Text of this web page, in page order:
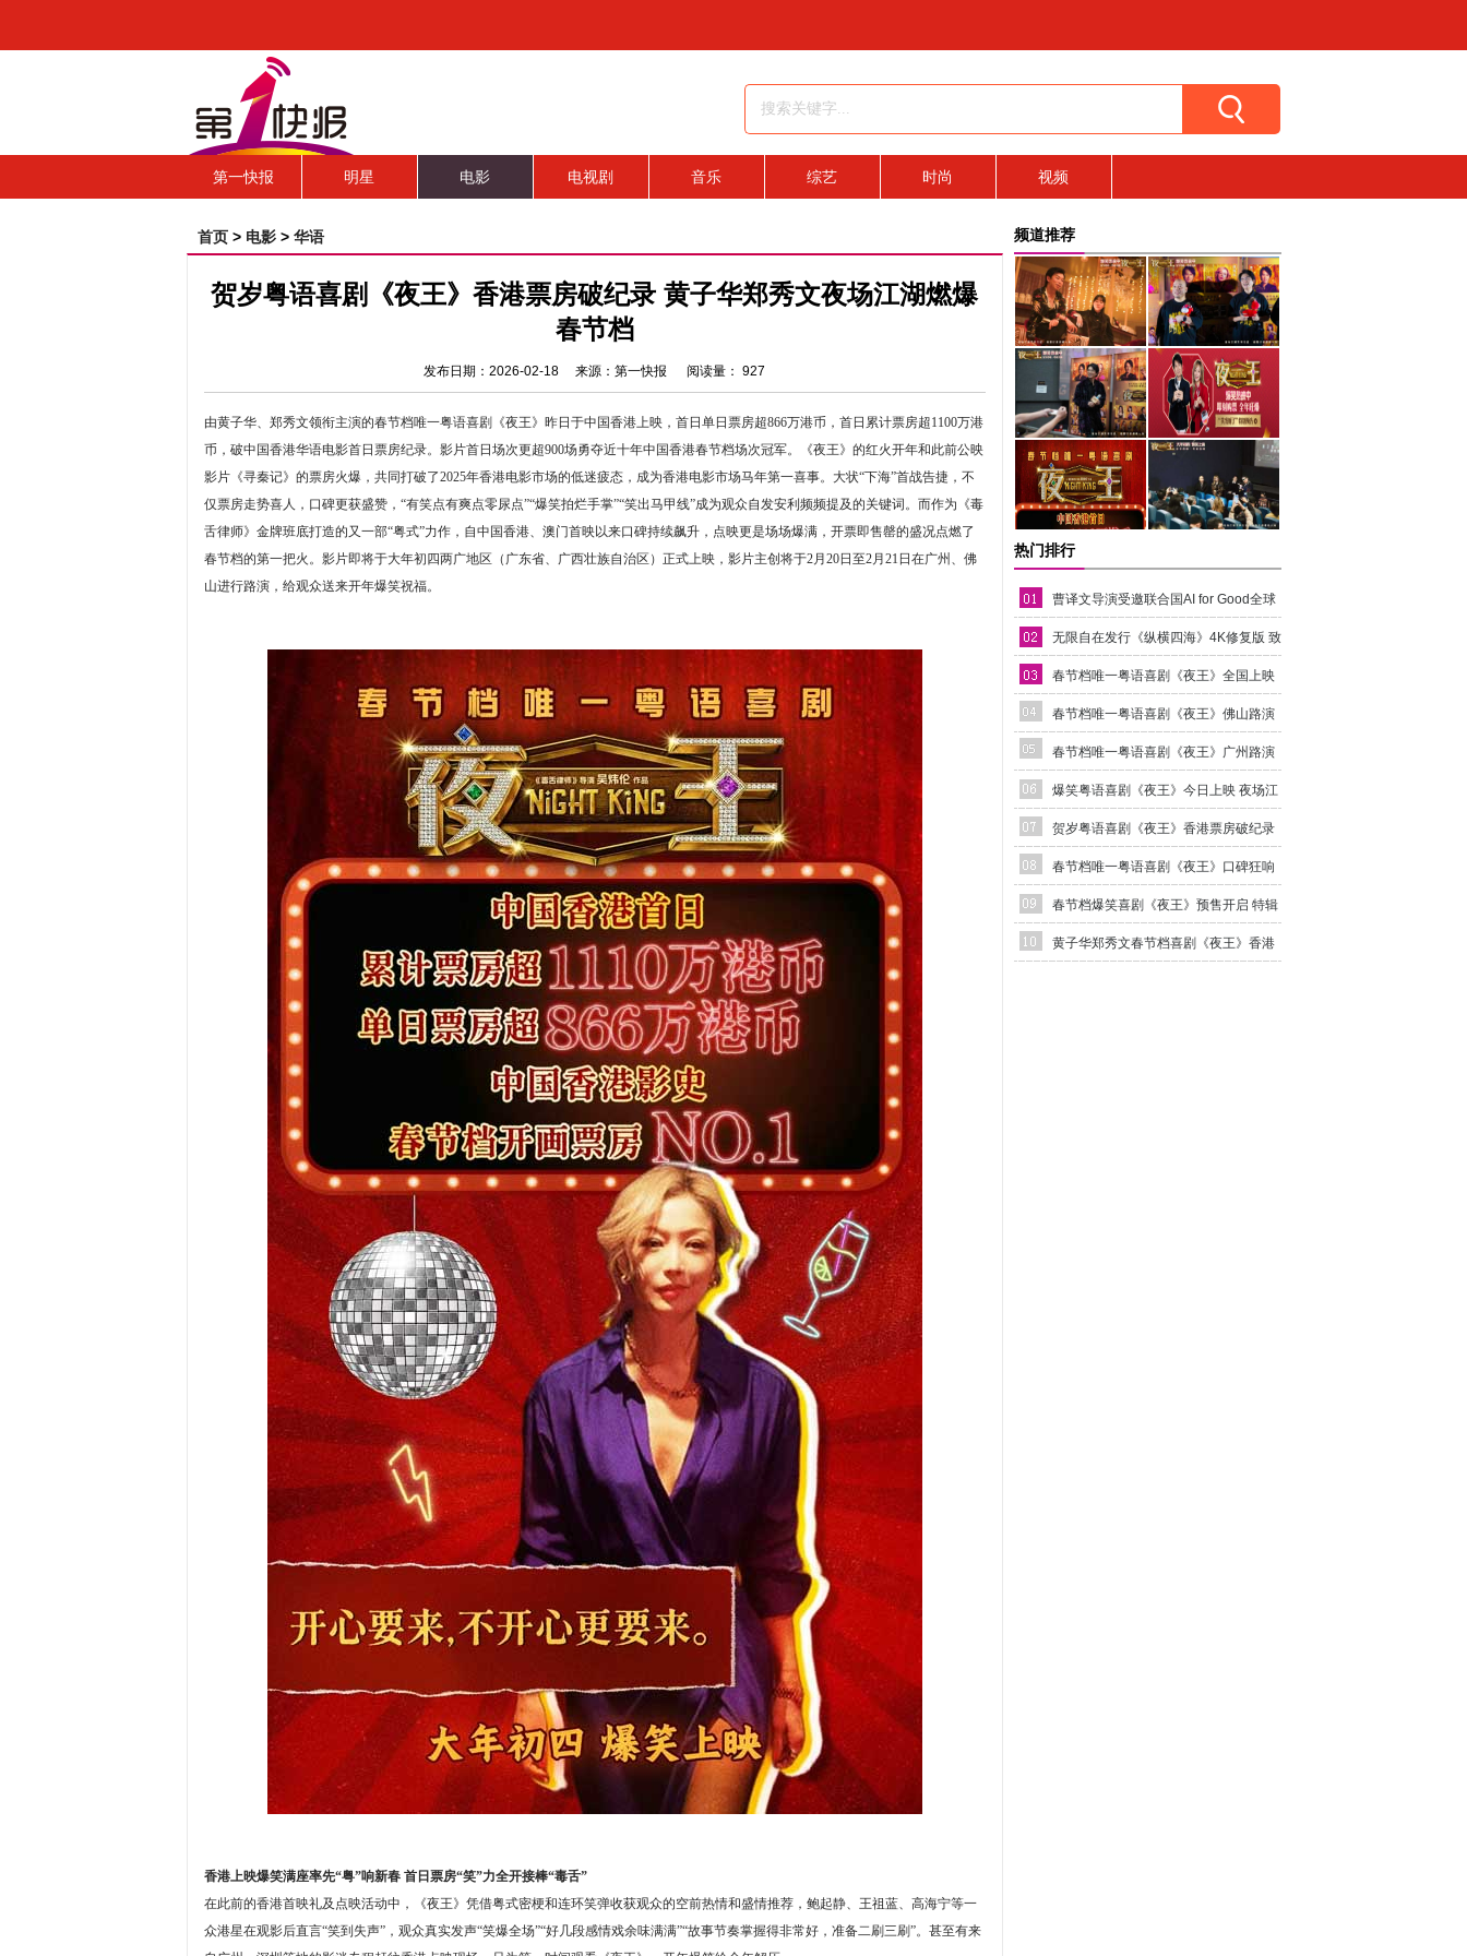
第一快报 明星 电影 电视剧 音乐 综艺 时尚 视频
首页> 电影> 华语
贺岁粤语喜剧《夜王》香港票房破纪录 黄子华郑秀文夜场江湖燃爆
春节档
发布日期：2026-02-18 来源：第一快报 阅读量： 927
由黄子华、郑秀文领衔主演的春节档唯一粤语喜剧《夜王》昨日于中国香港上映，首日单日票房超866万港币，首日累计票房超1100万港
币，破中国香港华语电影首日票房纪录。影片首日场次更超900场勇夺近十年中国香港春节档场次冠军。《夜王》的红火开年和此前公映
影片《寻秦记》的票房火爆，共同打破了2025年香港电影市场的低迷疲态，成为香港电影市场马年第一喜事。大状“下海”首战告捷，不
仅票房走势喜人，口碑更获盛赞，“有笑点有爽点零尿点”“爆笑拍烂手掌”“笑出马甲线”成为观众自发安利频频提及的关键词。而作为《毒
舌律师》金牌班底打造的又一部“粤式”力作，自中国香港、澳门首映以来口碑持续飙升，点映更是场场爆满，开票即售罄的盛况点燃了
春节档的第一把火。影片即将于大年初四两广地区（广东省、广西壮族自治区）正式上映，影片主创将于2月20日至2月21日在广州、佛
山进行路演，给观众送来开年爆笑祝福。
香港上映爆笑满座率先“粤”响新春 首日票房“笑”力全开接棒“毒舌”
在此前的香港首映礼及点映活动中，《夜王》凭借粤式密梗和连环笑弹收获观众的空前热情和盛情推荐，鲍起静、王祖蓝、高海宁等一
众港星在观影后直言“笑到失声”，观众真实发声“笑爆全场”“好几段感情戏余味满满”“故事节奏掌握得非常好，准备二刷三刷”。甚至有来
频道推荐
热门排行
曹译文导演受邀联合国AI for Good全球
峰会 以AI影像传递向善力量
无限自在发行《纵横四海》4K修复版 致
敬港片黄金时代
春节档唯一粤语喜剧《夜王》全国上映
爆笑开年劝退返工压力
春节档唯一粤语喜剧《夜王》佛山路演
黄子华现场引爆笑浪年味速递
春节档唯一粤语喜剧《夜王》广州路演
黄子华粤语“造梗王”现场爆笑开大
爆笑粤语喜剧《夜王》今日上映 夜场江
湖四大看点燃笑开年
贺岁粤语喜剧《夜王》香港票房破纪录
黄子华郑秀文夜场江湖燃爆春节档
春节档唯一粤语喜剧《夜王》口碑狂响
香港点映火速售罄满座爆笑
春节档爆笑喜剧《夜王》预售开启 特辑
曝光黄子华郑秀文“下海”内情
黄子华郑秀文春节档喜剧《夜王》香港